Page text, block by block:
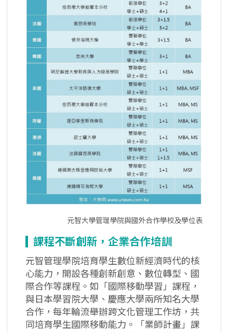
元智大學管理學院與國外合作學校及學位表
課程不斷創新，企業合作培訓
元智管理學院培育學生數位新經濟時代的核
心能力，開設各種創新創意、數位轉型、國
際合作等課程。如「國際移動學習」課程，
與日本學習院大學、慶應大學兩所知名大學
合作，每年輪流舉辦跨文化管理工作坊，共
同培育學生國際移動能力。「業師計畫」課